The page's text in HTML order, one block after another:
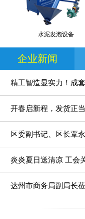
水泥发泡设备
企业新闻
精工智造显实力！成
开春启新程，发货正
区委副书记、区长覃
炎炎夏日送清凉 工会
达州市商务局副局长